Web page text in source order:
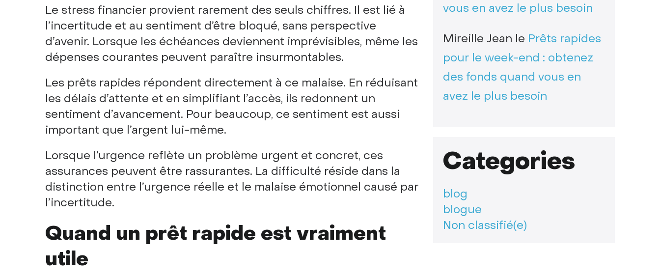
Le stress financier provient rarement des seuls chiffres. Il est lié à
l’incertitude et au sentiment d’être bloqué, sans perspective
d’avenir. Lorsque les échéances deviennent imprévisibles, même les
dépenses courantes peuvent paraître insurmontables.
Les prêts rapides répondent directement à ce malaise. En réduisant
les délais d’attente et en simplifiant l’accès, ils redonnent un
sentiment d’avancement. Pour beaucoup, ce sentiment est aussi
important que l’argent lui-même.
Lorsque l’urgence reflète un problème urgent et concret, ces
assurances peuvent être rassurantes. La difficulté réside dans la
distinction entre l’urgence réelle et le malaise émotionnel causé par
l’incertitude.
Quand un prêt rapide est vraiment
utile
vous en avez le plus besoin
Mireille Jean le Prêts rapides
pour le week-end : obtenez
des fonds quand vous en
avez le plus besoin
Categories
blog
blogue
Non classifié(e)